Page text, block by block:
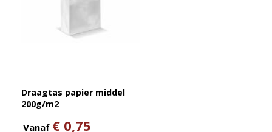
Draagtas papier middel
200g/m2
Vanaf € 0,75